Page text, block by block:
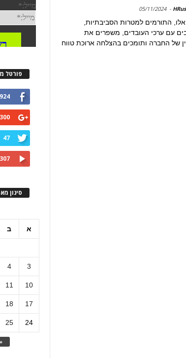
-
05/11/2024
התורמים למטרות הסביבתיות,
עם ערכי העובדים, משפרים את
של החברה ותומכים בהצלחה ארוכת טווח
פורטל
300
47
307
סינון
א ב
3
4
10
11
17
18
24
25